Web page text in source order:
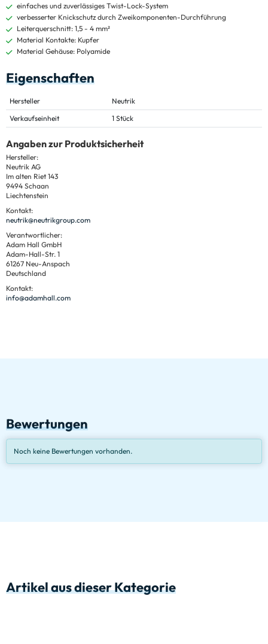
einfaches und zuverlässiges Twist-Lock-System
verbesserter Knickschutz durch Zweikomponenten-Durchführung
Leiterquerschnitt: 1,5 - 4 mm²
Material Kontakte: Kupfer
Material Gehäuse: Polyamide
Eigenschaften
Hersteller
Neutrik
Verkaufseinheit
1 Stück
Angaben zur Produktsicherheit
Hersteller:
Neutrik AG
Im alten Riet 143
9494 Schaan
Liechtenstein
Kontakt:
neutrik@neutrikgroup.com
Verantwortlicher:
Adam Hall GmbH
Adam-Hall-Str. 1
61267 Neu-Anspach
Deutschland
Kontakt:
info@adamhall.com
Bewertungen
Noch keine Bewertungen vorhanden.
Artikel aus dieser Kategorie